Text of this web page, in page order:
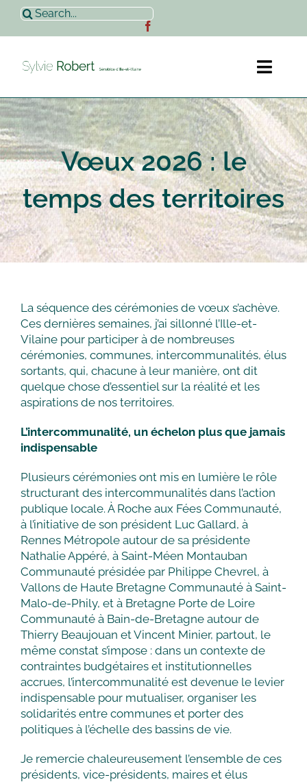
Passer
contenu
Rechercher:
Accueil
Sylvie Robert
Actualités
Contact
Vœux 2026 : le
temps des territoires
La séquence des cérémonies de vœux s’achève.
Ces dernières semaines, j’ai sillonné l’Ille-et-
Vilaine pour participer à de nombreuses
cérémonies, communes, intercommunalités, élus
sortants, qui, chacune à leur manière, ont dit
quelque chose d’essentiel sur la réalité et les
aspirations de nos territoires.
L’intercommunalité, un échelon plus que jamais
indispensable
Plusieurs cérémonies ont mis en lumière le rôle
structurant des intercommunalités dans l’action
publique locale. À Roche aux Fées Communauté,
à l’initiative de son président Luc Gallard, à
Rennes Métropole autour de sa présidente
Nathalie Appéré, à Saint-Méen Montauban
Communauté présidée par Philippe Chevrel, à
Vallons de Haute Bretagne Communauté à Saint-
Malo-de-Phily, et à Bretagne Porte de Loire
Communauté à Bain-de-Bretagne autour de
Thierry Beaujouan et Vincent Minier, partout, le
même constat s’impose : dans un contexte de
contraintes budgétaires et institutionnelles
accrues, l’intercommunalité est devenue le levier
indispensable pour mutualiser, organiser les
solidarités entre communes et porter des
politiques à l’échelle des bassins de vie.
Je remercie chaleureusement l’ensemble de ces
présidents, vice-présidents, maires et élus